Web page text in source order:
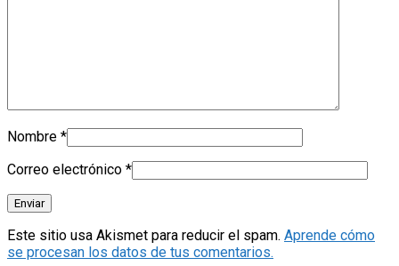
Nombre *
Correo electrónico *
Este sitio usa Akismet para reducir el spam. Aprende cómo
se procesan los datos de tus comentarios.